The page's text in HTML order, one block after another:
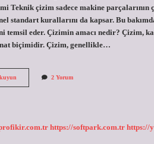
Teknik çizim sadece makine
standart kurallarını da kapsar. Bu
temsil eder. Çizimin amacı nedir? Çizim,
biçimidir. Çizim, genellikle…
Çizim
2 Yorum
https://softpark.com.tr https://